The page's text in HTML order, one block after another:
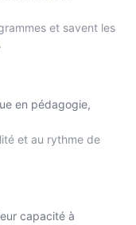
et savent les
en pédagogie,
et au rythme de
capacité à